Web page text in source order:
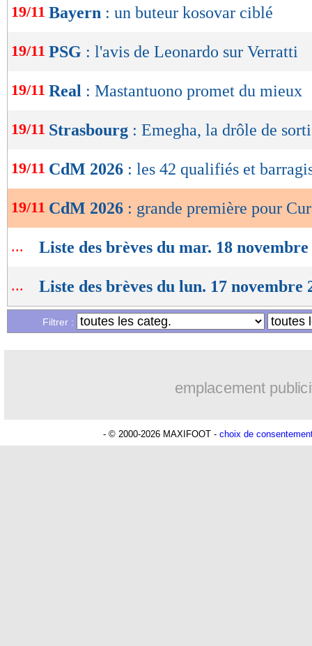
de
OK
19/11 Bayern : un buteur kosovar ciblé
19/11 PSG : l'avis de Leonardo sur Verratti
19/11 Real : Mastantuono promet du mieux
19/11 Strasbourg : Emegha, la drôle de
19/11 CdM 2026 : les 42 qualifiés et
19/11 CdM 2026 : grande première pour
... Liste des brèves du mar. 18 novembre
... Liste des brèves du lun. 17 novembre
Filtrer :
emplacement
- © 2000-2026 MAXIFOOT - choix de